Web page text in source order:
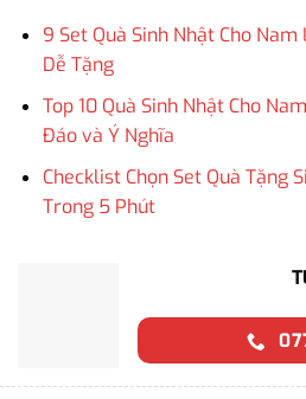
9 Set Quà Sinh Nhật Cho
Dễ Tặng
Top 10 Quà Sinh Nhật Cho
Đáo và Ý Nghĩa
Checklist Chọn Set Quà Tặng
Trong 5 Phút